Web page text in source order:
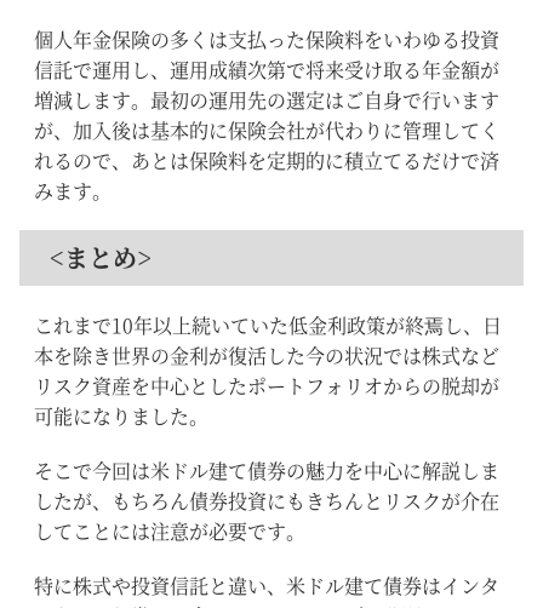
個人年金保険の多くは支払った保険料をいわゆる投資
信託で運用し、運用成績次第で将来受け取る年金額が
増減します。最初の運用先の選定はご自身で行います
が、加入後は基本的に保険会社が代わりに管理してく
れるので、あとは保険料を定期的に積立てるだけで済
みます。
<まとめ>
これまで10年以上続いていた低金利政策が終焉し、日
本を除き世界の金利が復活した今の状況では株式など
リスク資産を中心としたポートフォリオからの脱却が
可能になりました。
そこで今回は米ドル建て債券の魅力を中心に解説しま
したが、もちろん債券投資にもきちんとリスクが介在
してことには注意が必要です。
特に株式や投資信託と違い、米ドル建て債券はインタ